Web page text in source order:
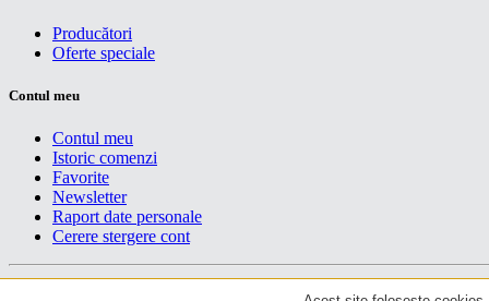
Producători
Oferte speciale
Contul meu
Contul meu
Istoric comenzi
Favorite
Newsletter
Raport date personale
Cerere stergere cont